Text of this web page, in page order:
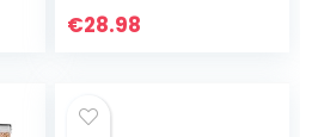
Luchtdicht, Plastic
€28.98